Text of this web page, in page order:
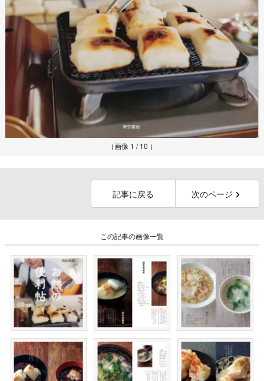
（画像 1 / 10 ）
記事に戻る 次のページ
この記事の画像一覧